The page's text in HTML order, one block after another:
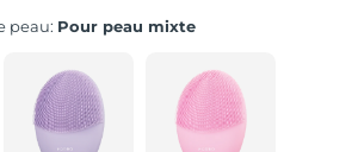
peau: Pour peau mixte